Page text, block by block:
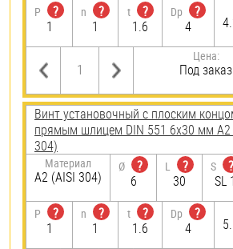
P
?
1
n
?
1
t
?
1.6
Dp
?
4
Цена:
Под заказ
Винт установочный с плоским
прямым шлицем DIN 551 6х30 мм А2
304)
Материал
А2 (AISI 304)
Ø
?
6
L
?
30
S
?
SL 1
P
?
1
n
?
1
t
?
1.6
Dp
?
4